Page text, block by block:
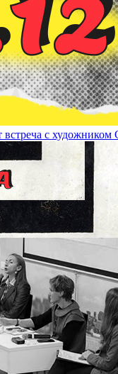
будущее / Kazimir
встреча с
состоится public